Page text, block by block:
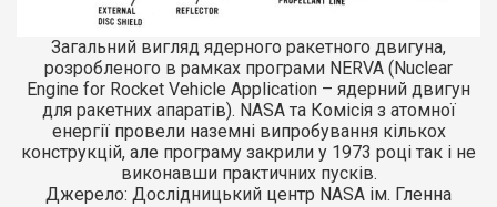
Загальний вигляд ядерного ракетного двигуна,
розробленого в рамках програми NERVA (Nuclear
Engine for Rocket Vehicle Application – ядерний двигун
для ракетних апаратів). NASA та Комісія з атомної
енергії провели наземні випробування кількох
конструкцій, але програму закрили у 1973 році так і не
виконавши практичних пусків.
Джерело: Дослідницький центр NASA ім. Гленна